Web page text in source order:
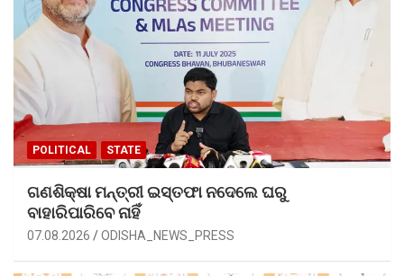
POLITICAL STATE
ଗଣଶିକ୍ଷା ମନ୍ତ୍ରୀ ଇସ୍ତଫା ନଦେଲେ ଘରୁ
ବାହାରିପାରିବେ ନାହିଁ
07.08.2026 ODISHA_NEWS_PRESS